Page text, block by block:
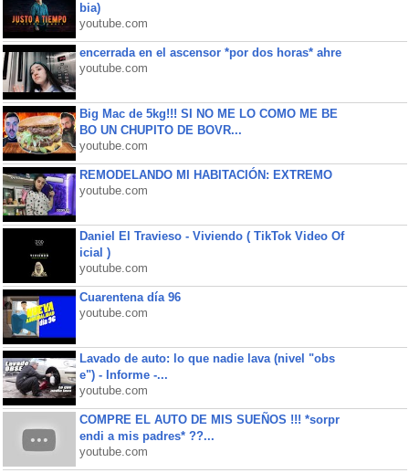
bia)
youtube.com
encerrada en el ascensor *por dos horas* ahre
youtube.com
Big Mac de 5kg!!! SI NO ME LO COMO ME BE
BO UN CHUPITO DE BOVR...
youtube.com
REMODELANDO MI HABITACIÓN: EXTREMO
youtube.com
Daniel El Travieso - Viviendo ( TikTok Video Of
icial )
youtube.com
Cuarentena día 96
youtube.com
Lavado de auto: lo que nadie lava (nivel "obs
e") - Informe -...
youtube.com
COMPRE EL AUTO DE MIS SUEÑOS !!! *sorpr
endi a mis padres* ??...
youtube.com